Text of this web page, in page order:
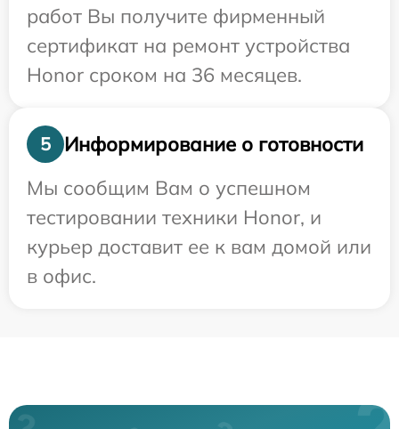
работ Вы получите фирменный
сертификат на ремонт устройства
Honor сроком на 36 месяцев.
5
Информирование о готовности
Мы сообщим Вам о успешном
тестировании техники Honor, и
курьер доставит ее к вам домой или
в офис.